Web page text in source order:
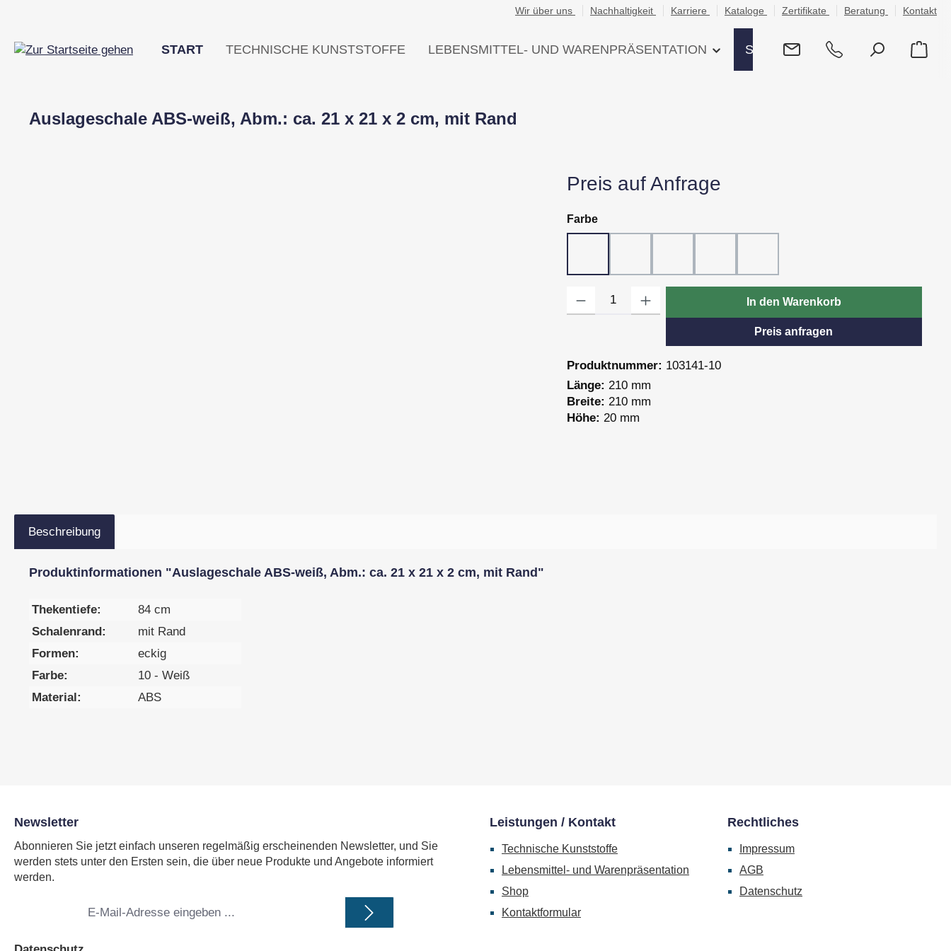
Wir über uns Nachhaltigkeit Karriere Kataloge Zertifikate Beratung Kontakt
START TECHNISCHE KUNSTSTOFFE LEBENSMITTEL- UND WARENPRÄSENTATION SHOP
Auslageschale ABS-weiß, Abm.: ca. 21 x 21 x 2 cm, mit Rand
Preis auf Anfrage
Farbeauswählen
In den Warenkorb
Preis anfragen
Produktnummer: 103141-10
Länge: 210 mm
Breite: 210 mm
Höhe: 20 mm
Beschreibung
Produktinformationen "Auslageschale ABS-weiß, Abm.: ca. 21 x 21 x 2 cm, mit Rand"
Thekentiefe:
84 cm
Schalenrand:
mit Rand
Formen:
eckig
Farbe:
10 - Weiß
Material:
ABS
Newsletter
Abonnieren Sie jetzt einfach unseren regelmäßig erscheinenden Newsletter, und Sie
werden stets unter den Ersten sein, die über neue Produkte und Angebote informiert
werden.
Mail-
Leistungen / Kontakt
Technische Kunststoffe
Lebensmittel- und Warenpräsentation
Shop
Kontaktformular
Rechtliches
Impressum
AGB
Datenschutz